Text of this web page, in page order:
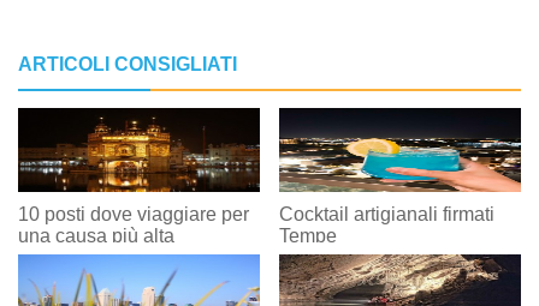
ARTICOLI CONSIGLIATI
10 posti dove viaggiare per
una causa più alta
Cocktail artigianali firmati
Tempe